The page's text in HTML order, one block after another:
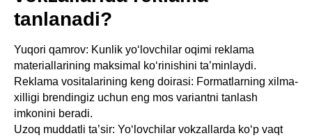
tanlanadi?
Yuqori qamrov: Kunlik yo‘lovchilar oqimi reklama
materiallarining maksimal ko‘rinishini ta’minlaydi.
Reklama vositalarining keng doirasi: Formatlarning xilma-
xilligi brendingiz uchun eng mos variantni tanlash
imkonini beradi.
Uzoq muddatli ta’sir: Yo‘lovchilar vokzallarda ko‘p vaqt